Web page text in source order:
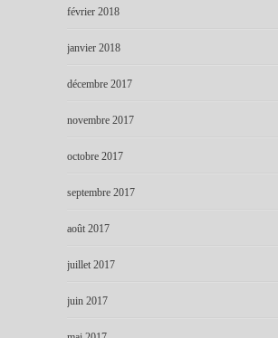
février 2018
janvier 2018
décembre 2017
novembre 2017
octobre 2017
septembre 2017
août 2017
juillet 2017
juin 2017